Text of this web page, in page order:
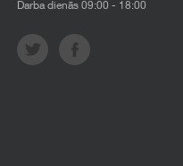
Darba dienās 09:00 - 18:00